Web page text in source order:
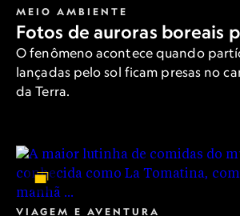
MEIO AMBIENTE
Fotos de auroras boreais
O fenômeno acontece quando
lançadas pelo sol ficam presas no
da Terra.
VIAGEM E AVENTURA